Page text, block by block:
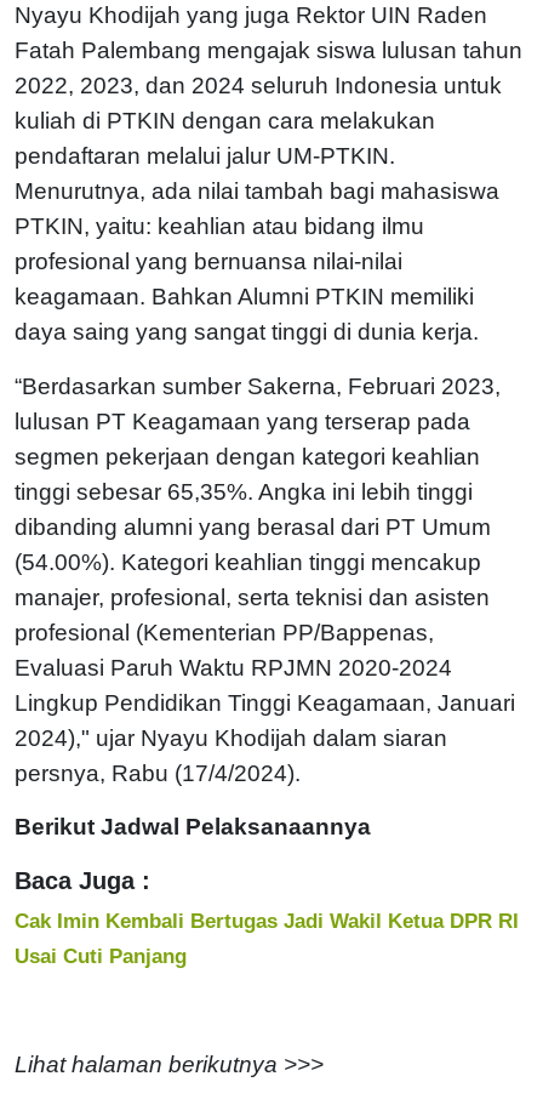
Nyayu Khodijah yang juga Rektor UIN Raden
Fatah Palembang mengajak siswa lulusan tahun
2022, 2023, dan 2024 seluruh Indonesia untuk
kuliah di PTKIN dengan cara melakukan
pendaftaran melalui jalur UM-PTKIN.
Menurutnya, ada nilai tambah bagi mahasiswa
PTKIN, yaitu: keahlian atau bidang ilmu
profesional yang bernuansa nilai-nilai
keagamaan. Bahkan Alumni PTKIN memiliki
daya saing yang sangat tinggi di dunia kerja.
“Berdasarkan sumber Sakerna, Februari 2023,
lulusan PT Keagamaan yang terserap pada
segmen pekerjaan dengan kategori keahlian
tinggi sebesar 65,35%. Angka ini lebih tinggi
dibanding alumni yang berasal dari PT Umum
(54.00%). Kategori keahlian tinggi mencakup
manajer, profesional, serta teknisi dan asisten
profesional (Kementerian PP/Bappenas,
Evaluasi Paruh Waktu RPJMN 2020-2024
Lingkup Pendidikan Tinggi Keagamaan, Januari
2024)," ujar Nyayu Khodijah dalam siaran
persnya, Rabu (17/4/2024).
Berikut Jadwal Pelaksanaannya
Baca Juga :
Cak Imin Kembali Bertugas Jadi Wakil Ketua DPR RI
Usai Cuti Panjang
Lihat halaman berikutnya >>>